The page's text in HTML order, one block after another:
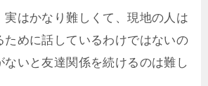
実はかなり難しくて、現地の人は
ために話しているわけではないの
ないと友達関係を続けるのは難し